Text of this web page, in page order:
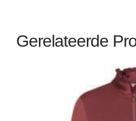
Gerelateerde